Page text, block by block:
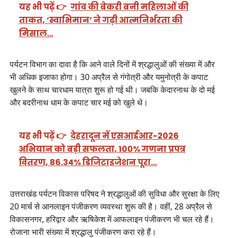
यह भी पढ़ें 👉 गांव की बेकरी बनी महिलाओं की
ताकत, ‘स्वाभिमान’ ने गढ़ी आत्मनिर्भरता की
मिसाल…
पर्यटन विभाग का दावा है कि आने वाले दिनों में श्रद्धालुओं की संख्या में और
भी अधिक इजाफा होगा। 30 अप्रैल से गंगोत्री और यमुनोत्री के कपाट
खुलने के साथ चारधाम यात्रा शुरू हो गई थी। जबकि केदारनाथ के दो मई
और बदरीनाथ धाम के कपाट चार मई को खुले थे।
यह भी पढ़ें 👉 देहरादून में एसआईआर-2026
अभियान को बड़ी सफलता, 100% गणना प्रपत्र
वितरण, 86.34% डिजिटाइजेशन पूरा…
उत्तराखंड पर्यटन विकास परिषद ने श्रद्धालुओं की सुविधा और सुरक्षा के लिए
20 मार्च से आनलाइन पंजीकरण व्यवस्था शुरू की है। वहीं, 28 अप्रैल से
विकासनगर, हरिद्वार और ऋषिकेश में आफलाइन पंजीकरण भी चल रहे हैं।
रोजाना भारी संख्या में श्रद्धालु पंजीकरण करा रहे हैं।